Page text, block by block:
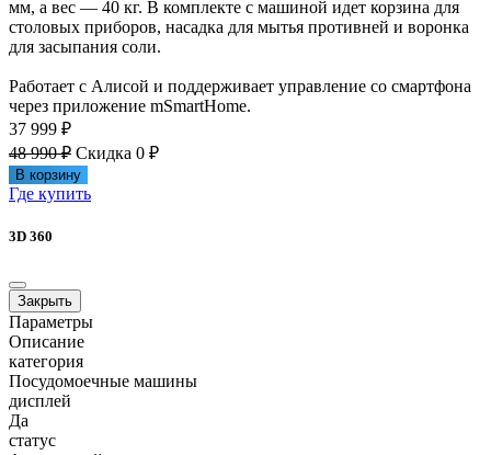
мм, а вес — 40 кг. В комплекте с машиной идет корзина для
столовых приборов, насадка для мытья противней и воронка
для засыпания соли.
Работает с Алисой и поддерживает управление со смартфона
через приложение mSmartHome.
37 999 ₽
48 990 ₽ Скидка 0 ₽
В корзину
Где купить
3D 360
Закрыть
Параметры
Описание
категория
Посудомоечные машины
дисплей
Да
статус